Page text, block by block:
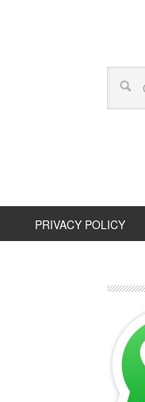
PRIVACY POLICY